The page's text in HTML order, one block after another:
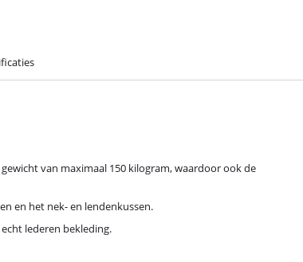
van maximaal 150 kilogram, waardoor ook de
en het nek- en lendenkussen.
lederen bekleding.